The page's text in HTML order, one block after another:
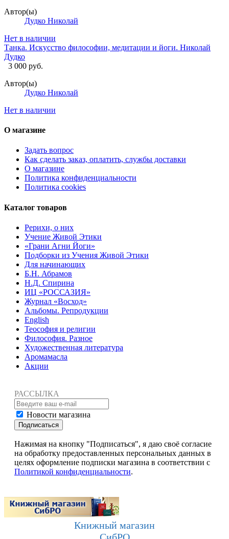
Автор(ы)
Дудко Николай
Нет в наличии
Танка. Искусство философии, медитации и йоги. Николай
Дудко
3 000 руб.
Автор(ы)
Дудко Николай
Нет в наличии
О магазине
Задать вопрос
Как сделать заказ, оплатить, службы доставки
О магазине
Политика конфиденциальности
Политика cookies
Каталог товаров
Рерихи, о них
Учение Живой Этики
«Грани Агни Йоги»
Подборки из Учения Живой Этики
Для начинающих
Б.Н. Абрамов
Н.Д. Спирина
ИЦ «РОССАЗИЯ»
Журнал «Восход»
Альбомы. Репродукции
English
Теософия и религии
Философия. Разное
Художественная литература
Аромамасла
Акции
РАССЫЛКА
Новости магазина
Подписаться
Нажимая на кнопку "Подписаться", я даю своё согласие
на обработку предоставленных персональных данных в
целях оформление подписки магазина в соответствии с
Политикой конфиденциальности.
Книжный магазин